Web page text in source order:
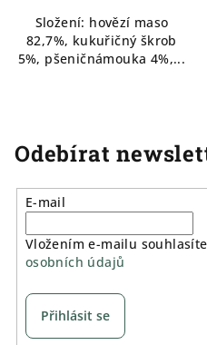
Složení: hovězí maso
82,7%, kukuřičný škrob
5%, pšeničnámouka 4%,...
Odebírat
E-mail
Vložením e-mailu
osobních údajů
Přihlásit se